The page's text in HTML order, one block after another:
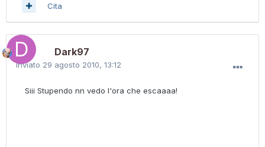
Cita
Dark97
Inviato 29 agosto 2010, 13:12
Siii Stupendo nn vedo l'ora che escaaaa!